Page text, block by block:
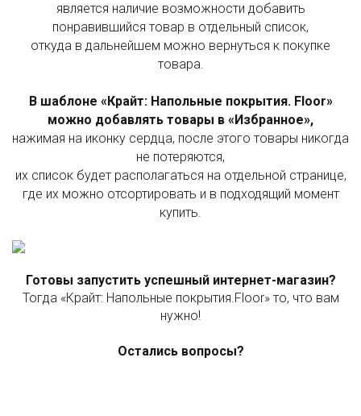
является наличие возможности добавить
понравившийся товар в отдельный список,
откуда в дальнейшем можно вернуться к покупке
товара.
В шаблоне «Крайт: Напольные покрытия. Floor»
можно добавлять товары в «Избранное»,
нажимая на иконку сердца, после этого товары никогда
не потеряются,
их список будет располагаться на отдельной странице,
где их можно отсортировать и в подходящий момент
купить.
Готовы запустить успешный интернет-магазин?
Тогда «Крайт: Напольные покрытия.Floor» то, что вам
нужно!
Остались вопросы?